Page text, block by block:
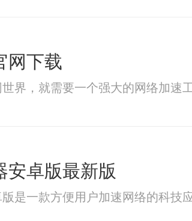
网下载
界，就需要一个强大的网络加速
安卓版最新版
是一款方便用户加速网络的科技